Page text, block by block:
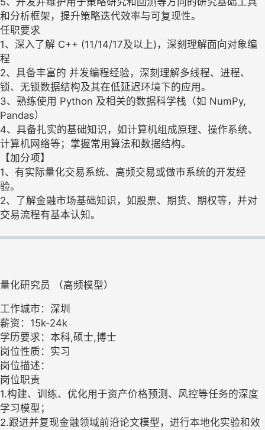
和分析框架，提升策略迭代效率与可复现性。
任职要求
1、深入了解 C++ (11/14/17及以上)，深刻理解面向对象编
程
2、具备丰富的 并发编程经验，深刻理解多线程、进程、
锁、无锁数据结构及其在低延迟环境下的应用。
3、熟练使用 Python 及相关的数据科学栈（如 NumPy,
Pandas）
4、具备扎实的基础知识，如计算机组成原理、操作系统、
计算机网络等；掌握常用算法和数据结构。
【加分项】
1、有实际量化交易系统、高频交易或做市系统的开发经
验。
2、了解金融市场基础知识，如股票、期货、期权等，并对
交易流程有基本认知。
量化研究员 （高频模型）
工作城市：深圳
薪资：15k-24k
学历要求：本科,硕士,博士
岗位性质：实习
岗位描述：
岗位职责
1.构建、训练、优化用于资产价格预测、风控等任务的深度
学习模型；
2.跟进并复现金融领域前沿论文模型，进行本地化实验和效